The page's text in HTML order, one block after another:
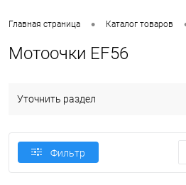
Главная страница • Каталог товаров
Мотоочки EF56
Уточнить раздел
Фильтр